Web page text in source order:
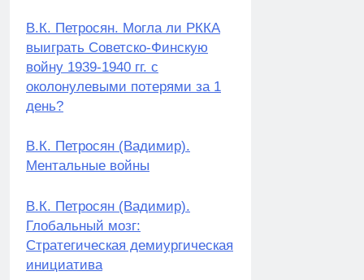
В.К. Петросян. Могла ли РККА
выиграть Советско-Финскую
войну 1939-1940 гг. с
околонулевыми потерями за 1
день?
В.К. Петросян (Вадимир).
Ментальные войны
В.К. Петросян (Вадимир).
Глобальный мозг:
Стратегическая демиургическая
инициатива